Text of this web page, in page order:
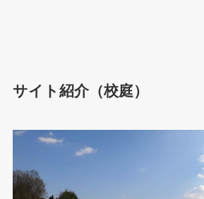
サイト紹介（校庭）